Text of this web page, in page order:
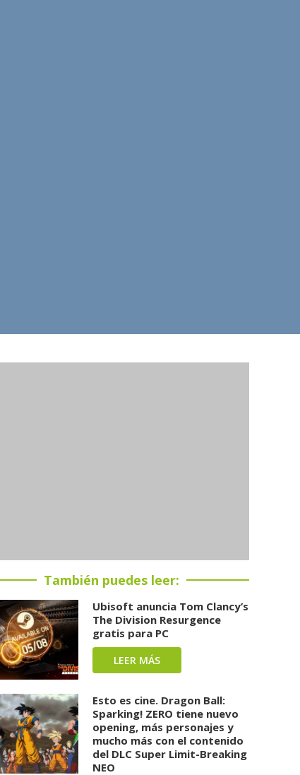
También puedes leer:
Ubisoft anuncia Tom Clancy’s
The Division Resurgence
gratis para PC
LEER MÁS
Esto es cine. Dragon Ball:
Sparking! ZERO tiene nuevo
opening, más personajes y
mucho más con el contenido
del DLC Super Limit-Breaking
NEO